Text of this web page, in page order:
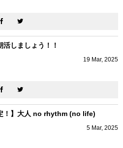
活しましょう！！
19 Mar, 2025
！】大人 no rhythm (no life)
5 Mar, 2025